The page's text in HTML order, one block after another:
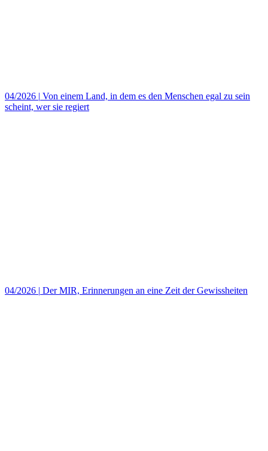
04/2026 | Von einem Land, in dem es den Menschen egal zu sein
scheint, wer sie regiert
04/2026 | Der MIR, Erinnerungen an eine Zeit der Gewissheiten